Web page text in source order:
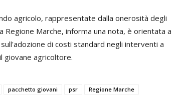
agricolo, rappresentate dalla onerosità degli
Marche, informa una nota, è orientata a
di costi standard negli interventi a
giovane agricoltore.
pacchetto giovani psr Regione Marche